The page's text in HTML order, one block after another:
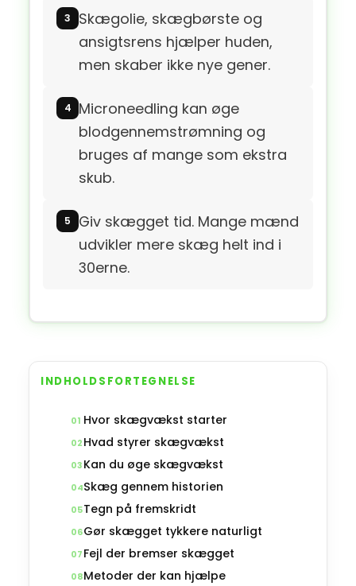
Skægolie, skægbørste og
ansigtsrens hjælper huden,
men skaber ikke nye gener.
Microneedling kan øge
blodgennemstrømning og
bruges af mange som ekstra
skub.
Giv skægget tid. Mange mænd
udvikler mere skæg helt ind i
30erne.
INDHOLDSFORTEGNELSE
01 Hvor skægvækst starter
02 Hvad styrer skægvækst
03 Kan du øge skægvækst
04Skæg gennem historien
05Tegn på fremskridt
06Gør skægget tykkere naturligt
07 Fejl der bremser skægget
08Metoder der kan hjælpe